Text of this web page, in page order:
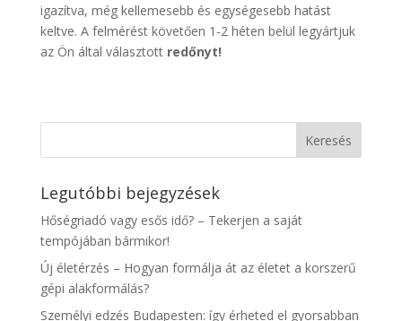
igazítva, még kellemesebb és egységesebb hatást
keltve. A felmérést követően 1-2 héten belül legyártjuk
az Ön által választott redőnyt!
Legutóbbi bejegyzések
Hőségriadó vagy esős idő? – Tekerjen a saját
tempójában bármikor!
Új életérzés – Hogyan formálja át az életet a korszerű
gépi alakformálás?
Személyi edzés Budapesten: így érheted el gyorsabban